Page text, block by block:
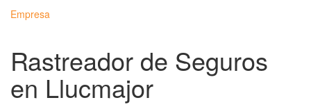
Empresa
Rastreador de Seguros
en Llucmajor